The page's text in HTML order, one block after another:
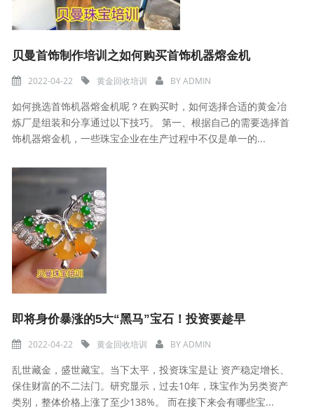
贝曼首饰制作培训之如何购买首饰机器熔金机
2022-04-22 黄金回收培训 BYADMIN
如何挑选首饰机器熔金机呢？在购买时，如何选择合适的黄金冶
炼厂是组装和分享通过以下技巧。 第一、根据自己的需要选择首
饰机器熔金机，一些珠宝企业在生产过程中不仅是单一的...
即将身价暴涨的5大“黑马”宝石！投资要趁早
2022-04-22 黄金回收培训 BYADMIN
乱世藏金，盛世藏宝。当下太平，投资珠宝是让 资产稳定增长、
保住财富的不二法门。研究显示，过去10年，珠宝作为另类资产
类别，整体价格上涨了至少138%。 而在接下来会有哪些宝...